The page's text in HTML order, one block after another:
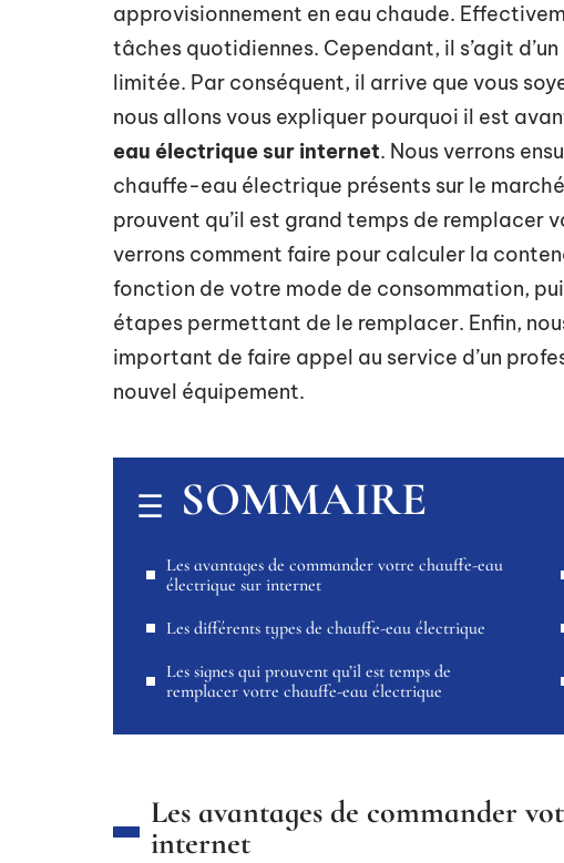
approvisionnement en eau chaude.
tâches quotidiennes. Cependant, il s’agit
limitée. Par conséquent, il arrive que vous
nous allons vous expliquer pourquoi il est
eau électrique sur internet. Nous verrons
chauffe-eau électrique présents sur le
prouvent qu’il est grand temps de remplacer
verrons comment faire pour calculer la
fonction de votre mode de consommation,
étapes permettant de le remplacer. Enfin,
important de faire appel au service d’un
nouvel équipement.
SOMMAIRE
Les avantages de commander votre chauffe-eau
électrique sur internet
Les différents types de chauffe-eau électrique
Les signes qui prouvent qu’il est temps de
remplacer votre chauffe-eau électrique
Les avantages de commander
internet